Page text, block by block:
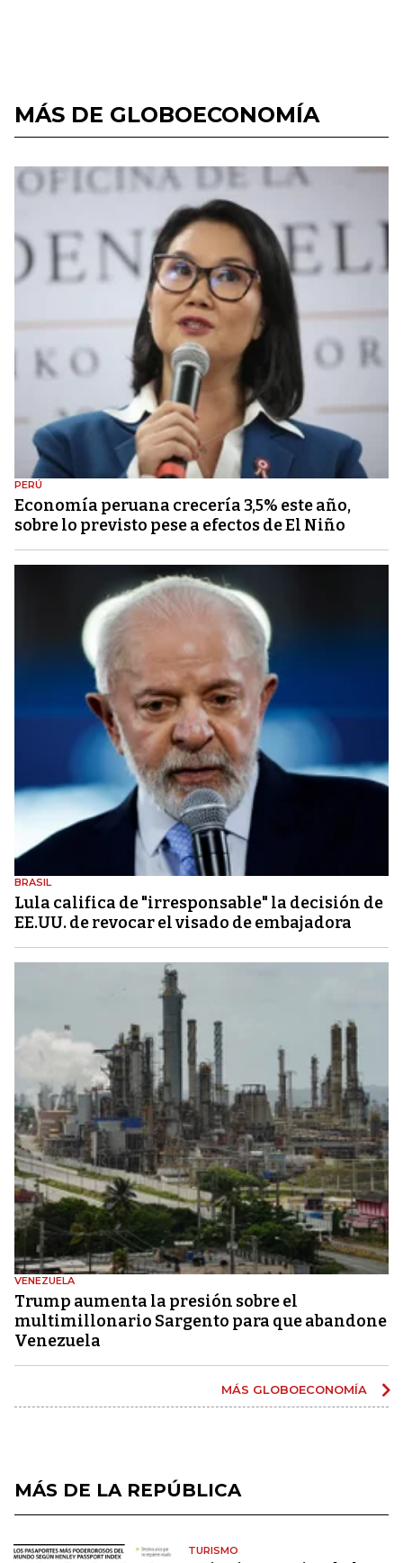
MÁS DE GLOBOECONOMÍA
PERÚ
Economía peruana crecería 3,5% este año,
sobre lo previsto pese a efectos de El Niño
BRASIL
Lula califica de "irresponsable" la decisión de
EE.UU. de revocar el visado de embajadora
VENEZUELA
Trump aumenta la presión sobre el
multimillonario Sargento para que abandone
Venezuela
MÁS GLOBOECONOMÍA
MÁS DE LA REPÚBLICA
TURISMO